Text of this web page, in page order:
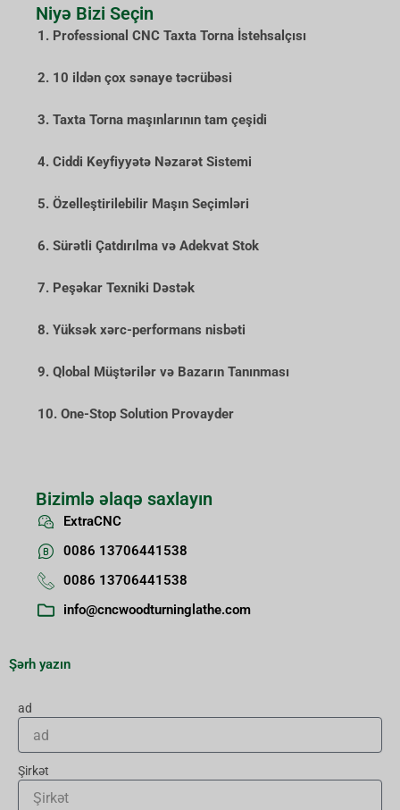
Niyə Bizi Seçin
1. Professional CNC Taxta Torna İstehsalçısı
2. 10 ildən çox sənaye təcrübəsi
3. Taxta Torna maşınlarının tam çeşidi
4. Ciddi Keyfiyyətə Nəzarət Sistemi
5. Özelleştirilebilir Maşın Seçimləri
6. Sürətli Çatdırılma və Adekvat Stok
7. Peşəkar Texniki Dəstək
8. Yüksək xərc-performans nisbəti
9. Qlobal Müştərilər və Bazarın Tanınması
10. One-Stop Solution Provayder
Bizimlə əlaqə saxlayın
ExtraCNC
0086 13706441538
0086 13706441538
info@cncwoodturninglathe.com
Şərh yazın
ad
Şirkət